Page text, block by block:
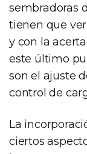
sembradoras
tienen que
y con la
este último
son el ajuste
control de
La
ciertos